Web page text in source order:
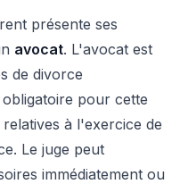
présente ses
avocat. L'avocat est
de divorce
pour cette
à l'exercice de
Le juge peut
immédiatement ou